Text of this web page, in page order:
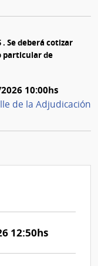
. Se deberá cotizar
particular de
10:00hs
de la Adjudicación
12:50hs